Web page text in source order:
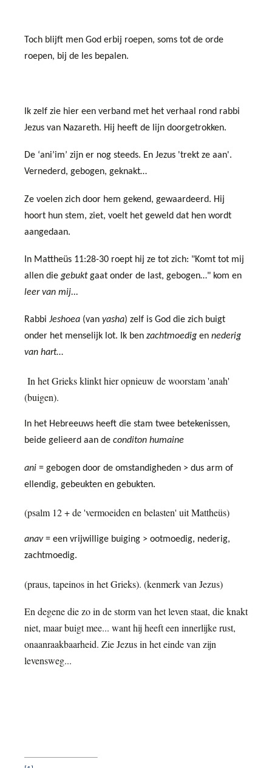
Toch blijft men God erbij roepen, soms tot de orde
roepen, bij de les bepalen.
Ik zelf zie hier een verband met het verhaal rond rabbi
Jezus van Nazareth. Hij heeft de lijn doorgetrokken.
De ‘ani’im’ zijn er nog steeds. En Jezus 'trekt ze aan'.
Vernederd, gebogen, geknakt…
Ze voelen zich door hem gekend, gewaardeerd. Hij
hoort hun stem, ziet, voelt het geweld dat hen wordt
aangedaan.
In Mattheüs 11:28-30 roept hij ze tot zich: "Komt tot mij
allen die gebuktgaat onder de last, gebogen…" kom en
leer van mij...
Rabbi Jeshoea (van yasha) zelf is God die zich buigt
onder het menselijk lot. Ik ben zachtmoedig en nederig
van hart…
In het Grieks klinkt hier opnieuw de woorstam 'anah'
(buigen).
In het Hebreeuws heeft die stam twee betekenissen,
beide gelieerd aan de conditon humaine
ani = gebogen door de omstandigheden > dus arm of
ellendig, gebeukten en gebukten.
(psalm 12 + de 'vermoeiden en belasten' uit Mattheüs)
anav= een vrijwillige buiging > ootmoedig, nederig,
zachtmoedig.
(praus, tapeinos in het Grieks). (kenmerk van Jezus)
En degene die zo in de storm van het leven staat, die knakt
niet, maar buigt mee... want hij heeft een innerlijke rust,
onaanraakbaarheid. Zie Jezus in het einde van zijn
levensweg...